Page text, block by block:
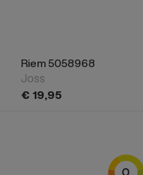
Riem 5058968
Joss
€ 19,95